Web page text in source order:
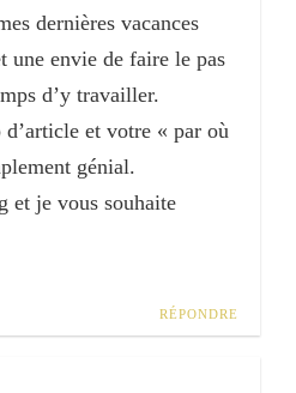
dernières vacances
une envie de faire le pas
d’y travailler.
d’article et votre « par où
génial.
et je vous souhaite
RÉPONDRE